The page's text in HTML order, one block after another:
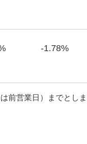
-1.78%
前営業日）までとしま